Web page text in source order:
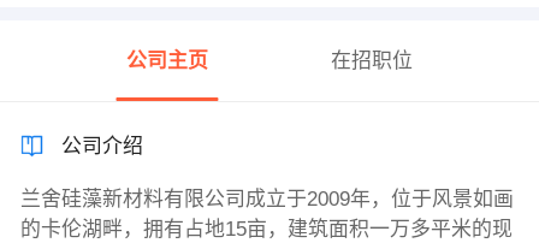
公司主页 在招职位
公司介绍
兰舍硅藻新材料有限公司成立于2009年，位于风景如画
的卡伦湖畔，拥有占地15亩，建筑面积一万多平米的现